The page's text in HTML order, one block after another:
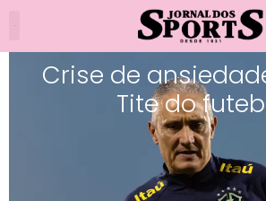
Crise de
Tite do